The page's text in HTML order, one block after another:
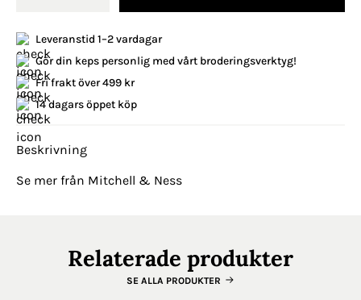
Leveranstid 1–2 vardagar
Gör din keps personlig med vårt broderingsverktyg!
Fri frakt över 499 kr
14 dagars öppet köp
Beskrivning
Se mer från Mitchell & Ness
Relaterade produkter
SE ALLA PRODUKTER